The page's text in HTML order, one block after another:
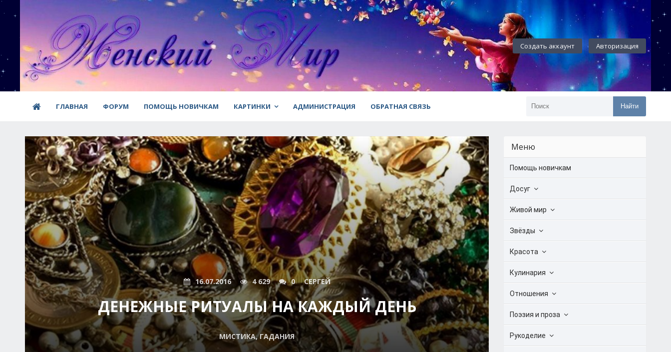
Создать аккаунт Авторизация
ГЛАВНАЯ ФОРУМ ПОМОЩЬ НОВИЧКАМ КАРТИНКИ АДМИНИСТРАЦИЯ ОБРАТНАЯ СВЯЗЬ Найти
16.07.2016 4 629 0 СЕРГЕЙ
ДЕНЕЖНЫЕ РИТУАЛЫ НА КАЖДЫЙ ДЕНЬ
МИСТИКА, ГАДАНИЯ
Меню
Помощь новичкам
Досуг
Живой мир
Звёзды
Красота
Кулинария
Отношения
Поэзия и проза
Рукоделие